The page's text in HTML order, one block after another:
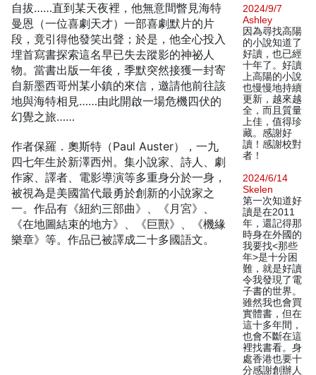
自拔……直到某天夜裡，他無意間瞥見海特
曼恩（一位喜劇天才）一部喜劇默片的片
段，竟引得他發笑出聲；於是，他全心投入
埋首寫書探索這名早已失去蹤影的神祕人
物。當書出版一年後，季默突然接獲一封寄
自新墨西哥州某小鎮的來信，邀請他前往該
地與海特相見……由此開啟一場危機四伏的
幻覺之旅……
作者保羅．奧斯特（Paul Auster），一九
四七年生於新澤西州。集小說家、詩人、劇
作家、譯者、電影導演等多重身分於一身，
被視為是美國當代最勇於創新的小說家之
一。作品有《紐約三部曲》、《月宮》、
《在地圖結束的地方》、《巨獸》、《機緣
樂章》等。作品已被譯成二十多國語文。
2024/9/7
Ashley
因為尋找高陽
的小說知道了
好讀，也已經
十年了。好讀
上高陽的小說
也慢慢地持續
更新，越來越
全，而且質量
上佳，值得珍
藏。感謝好
讀！感謝校對
者！
2024/6/14
Skelen
第一次知道好
讀是在2011
年，還記得那
時身在外國的
我要找<那些
年>是十分困
難，就是好讀
令我發現了電
子書的世界。
雖然我也會買
實體書，但在
這十多年間，
也會不斷在這
裡找書看。身
處香港也要十
分感謝創辦人